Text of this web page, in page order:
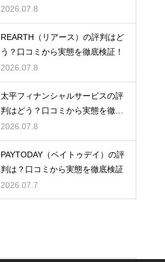
底検証
2026.07.8
REARTH（リアース）の評判はど
う？口コミから実態を徹底検証！
2026.07.8
太平フィナンシャルサービスの評
判はどう？口コミから実態を徹底
検証！
2026.07.8
PAYTODAY（ペイトゥデイ）の評
判は？口コミから実態を徹底検証
2026.07.7